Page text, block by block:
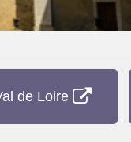
de Loire